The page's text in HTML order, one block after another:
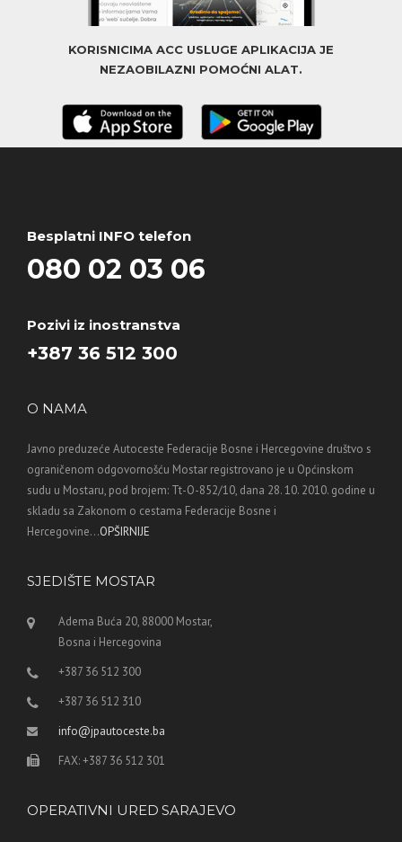
KORISNICIMA ACC USLUGE APLIKACIJA JE
NEZAOBILAZNI POMOĆNI ALAT.
Besplatni INFO telefon
080 02 03 06
Pozivi iz inostranstva
+387 36 512 300
O NAMA
Javno preduzeće Autoceste Federacije Bosne i Hercegovine društvo s
ograničenom odgovornošću Mostar registrovano je u Općinskom
sudu u Mostaru, pod brojem: Tt-O-852/10, dana 28. 10. 2010. godine u
skladu sa Zakonom o cestama Federacije Bosne i
Hercegovine...OPŠIRNIJE
SJEDIŠTE MOSTAR
Adema Buća 20, 88000 Mostar,
Bosna i Hercegovina
+387 36 512 300
+387 36 512 310
info@jpautoceste.ba
FAX: +387 36 512 301
OPERATIVNI URED SARAJEVO